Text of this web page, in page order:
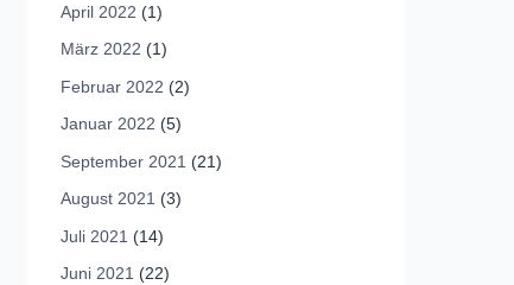
April 2022 (1)
März 2022 (1)
Februar 2022 (2)
Januar 2022 (5)
September 2021 (21)
August 2021 (3)
Juli 2021 (14)
Juni 2021 (22)